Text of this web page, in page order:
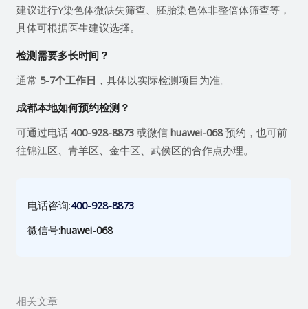
建议进行Y染色体微缺失筛查、胚胎染色体非整倍体筛查等，
具体可根据医生建议选择。
检测需要多长时间？
通常 5-7个工作日 ，具体以实际检测项目为准。
成都本地如何预约检测？
可通过电话 400-928-8873或微信 huawei-068预约，也可前
往锦江区、青羊区、金牛区、武侯区的合作点办理。
电话咨询:400-928-8873
微信号:huawei-068
相关文章